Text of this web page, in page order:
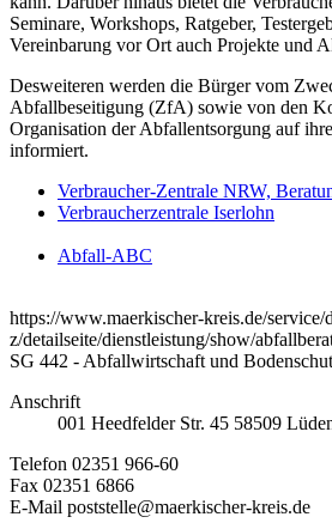
Seminare, Workshops, Ratgeber,
Vereinbarung vor Ort auch Projekte und
Desweiteren werden die Bürger vom
Abfallbeseitigung (ZfA) sowie von den
Organisation der Abfallentsorgung auf
informiert.
Verbraucher-Zentrale NRW,
Verbraucherzentrale Iserlohn
Abfall-ABC
https://www.maerkischer-kreis.de/service/
z/detailseite/dienstleistung/show/
SG 442 - Abfallwirtschaft und
Anschrift
001 Heedfelder Str. 45 58509
Telefon 02351 966-60
Fax 02351 6866
E-Mail poststelle@maerkischer-kreis.de